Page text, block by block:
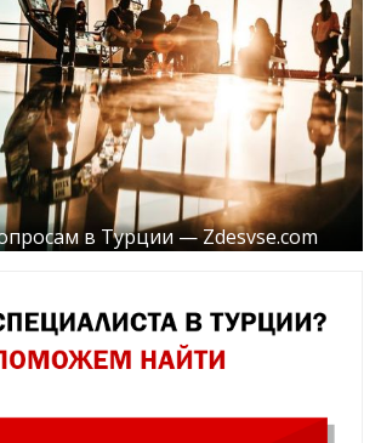
в Турции — Zdesvse.com